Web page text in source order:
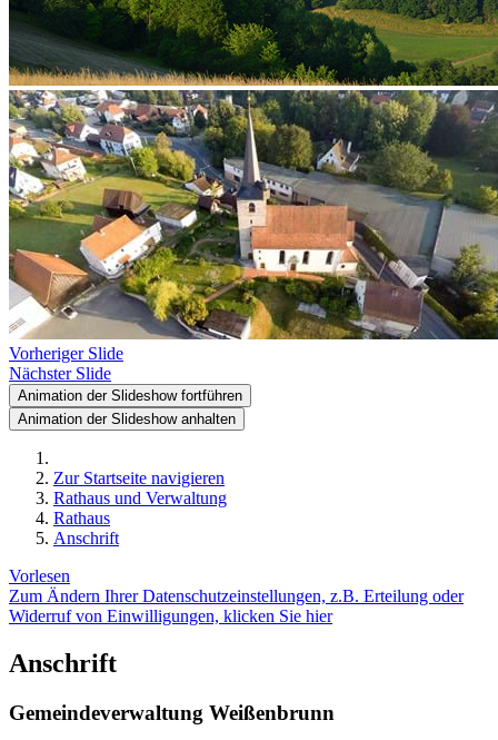
Vorheriger Slide
Nächster Slide
Animation der Slideshow fortführen
Animation der Slideshow anhalten
Zur Startseite navigieren
Rathaus und Verwaltung
Rathaus
Anschrift
Vorlesen
Zum Ändern Ihrer Datenschutzeinstellungen, z.B. Erteilung oder
Widerruf von Einwilligungen, klicken Sie hier
Anschrift
Gemeindeverwaltung Weißenbrunn